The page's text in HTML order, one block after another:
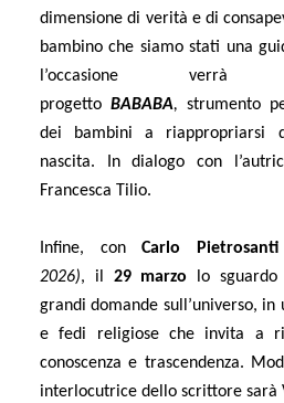
dimensione di verità e di
bambino che siamo stati una
l’occasione
progetto BABABA, strumento
dei bambini a riappropriarsi
nascita. In dialogo con
Francesca Tilio.
Infine, con Carlo Pietrosanti
2026), il 29 marzo lo
grandi domande sull’universo, in
e fedi religiose che invita a
conoscenza e trascendenza.
interlocutrice dello scrittore sarà